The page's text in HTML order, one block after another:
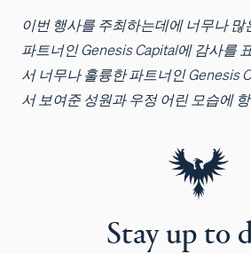
이번 행사를 주최하는데에 너무나
파트너인 Genesis Capital에 감사를
서 너무나 훌륭한 파트너인 Genesis
서 보여준 성원과 우정 어린 모습에
Stay up to